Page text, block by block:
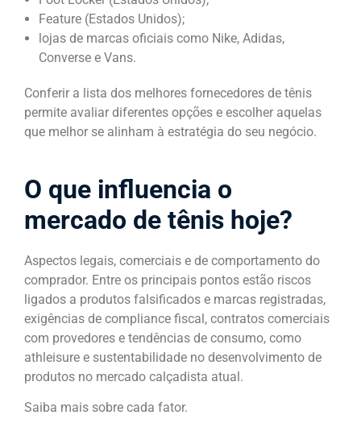
Feature (Estados Unidos);
lojas de marcas oficiais como Nike, Adidas,
Converse e Vans.
Conferir a lista dos melhores fornecedores de tênis
permite avaliar diferentes opções e escolher aquelas
que melhor se alinham à estratégia do seu negócio.
O que influencia o
mercado de tênis hoje?
Aspectos legais, comerciais e de comportamento do
comprador. Entre os principais pontos estão riscos
ligados a produtos falsificados e marcas registradas,
exigências de compliance fiscal, contratos comerciais
com provedores e tendências de consumo, como
athleisure e sustentabilidade no desenvolvimento de
produtos no mercado calçadista atual.
Saiba mais sobre cada fator.